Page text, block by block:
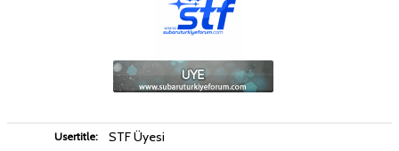
Usertitle: STF Üyesi